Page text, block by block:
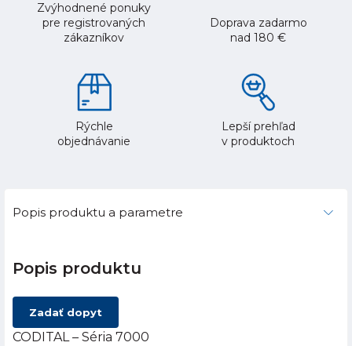
Zvýhodnené ponuky
pre registrovaných
zákazníkov
Doprava zadarmo
nad 180 €
Rýchle
objednávanie
Lepší prehľad
v produktoch
Popis produktu a parametre
Popis produktu
Zadať dopyt
CODITAL – Séria 7000